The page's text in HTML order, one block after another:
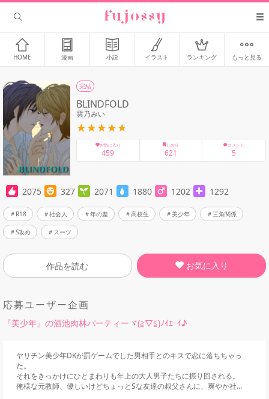
HOME 漫画 小説 イラスト ランキング もっと見る
完結
BLINDFOLD
雲乃みい
お気に入り
459
しおり
621
コメント
5
2075 327 2071 1880 1202 1292
R18 社会人 年の差 高校生 美少年 三角関係
S攻め スーツ
作品を読む お気に入り
応募ユーザー企画
『美少年』の酒池肉林パーティーヾ(≧▽≦)ﾉｲｴｰｲ♪
ヤリチン美少年DKが罰ゲームでした男相手とのキスで恋に落ちちゃっ
た。
それをきっかけにひとまわりも年上の大人男子たちに振り回される。
俺様な元教師、優しいけどちょっとSな友達の叔父さんに、爽やか社...